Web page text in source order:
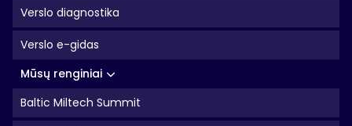
Verslo diagnostika
Verslo e-gidas
Mūsų renginiai
Baltic Miltech Summit